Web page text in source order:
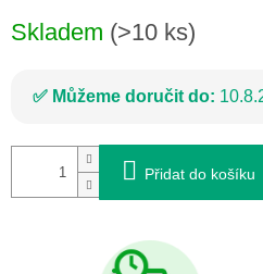
Skladem (>10 ks)
Můžeme doručit do:
Přidat do košíku